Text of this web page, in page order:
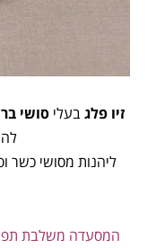
זיו פלגבעליסושי
ליהנות מסושי כשר
המסעדה משלבת